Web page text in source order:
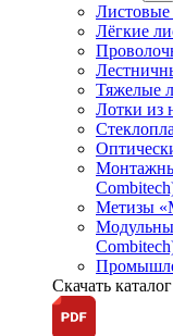
Листовые
Лёгкие
Тяжелые
Лотки из
Метизы
Скачать каталог